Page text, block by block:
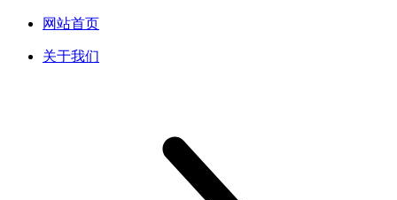
网站首页
关于我们